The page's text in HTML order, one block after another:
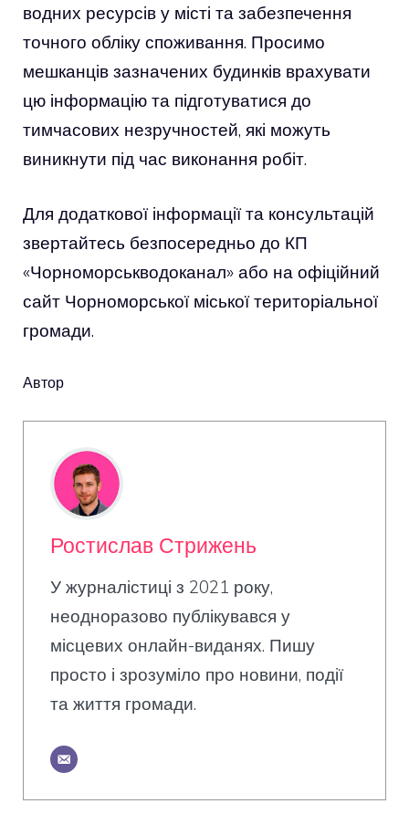
водних ресурсів у місті та забезпечення
точного обліку споживання. Просимо
мешканців зазначених будинків врахувати
цю інформацію та підготуватися до
тимчасових незручностей, які можуть
виникнути під час виконання робіт.
Для додаткової інформації та консультацій
звертайтесь безпосередньо до КП
«Чорноморськводоканал» або на офіційний
сайт Чорноморської міської територіальної
громади.
Автор
Ростислав Стрижень
У журналістиці з 2021 року,
неодноразово публікувався у
місцевих онлайн-виданях. Пишу
просто і зрозуміло про новини, події
та життя громади.